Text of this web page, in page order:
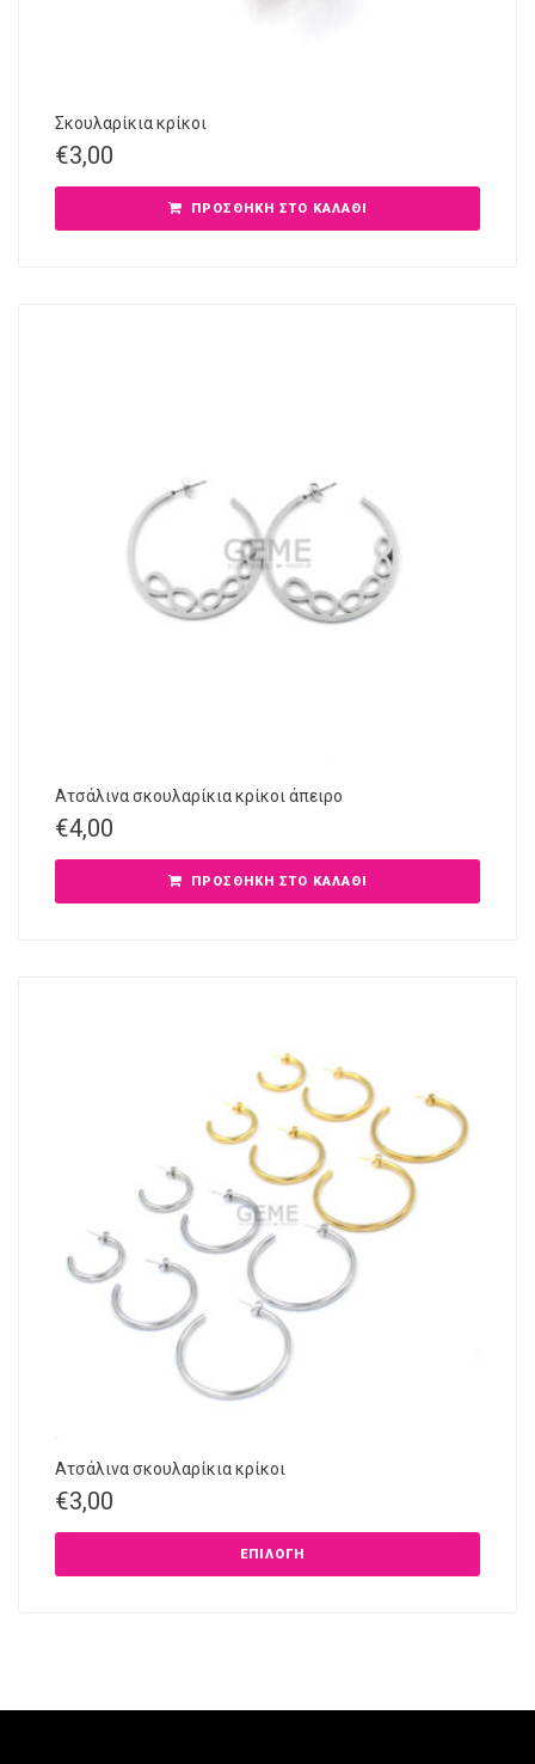
Σκουλαρίκια κρίκοι
€3,00
ΠΡΟΣΘΉΚΗ ΣΤΟ ΚΑΛΆΘΙ
Ατσάλινα σκουλαρίκια κρίκοι άπειρο
€4,00
ΠΡΟΣΘΉΚΗ ΣΤΟ ΚΑΛΆΘΙ
Ατσάλινα σκουλαρίκια κρίκοι
€3,00
ΕΠΙΛΟΓΉ